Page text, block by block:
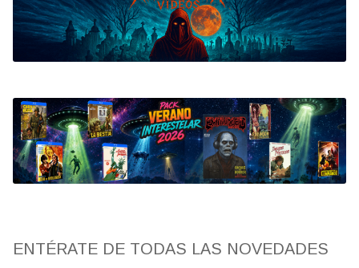
Bluray
Clasificada S
artwork
fantaterror
Jesús Franco
ENTÉRATE DE TODAS LAS NOVEDADES